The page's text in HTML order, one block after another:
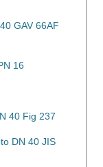
GAV 66AF
16
40 Fig 237
DN 40 JIS